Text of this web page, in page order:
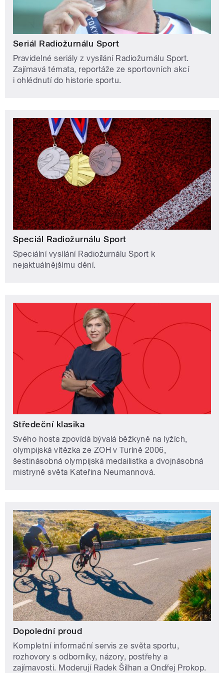
Seriál Radiožurnálu Sport
Pravidelné seriály z vysílání Radiožurnálu Sport.
Zajímavá témata, reportáže ze sportovních akcí
i ohlédnutí do historie sportu.
Speciál Radiožurnálu Sport
Speciální vysílání Radiožurnálu Sport k
nejaktuálnějšímu dění.
Středeční klasika
Svého hosta zpovídá bývalá běžkyně na lyžích,
olympijská vítězka ze ZOH v Turíně 2006,
šestinásobná olympijská medailistka a dvojnásobná
mistryně světa Kateřina Neumannová.
Dopolední proud
Kompletní informační servis ze světa sportu,
rozhovory s odborníky, názory, postřehy a
zajímavosti. Moderují Radek Šilhan a Ondřej Prokop.